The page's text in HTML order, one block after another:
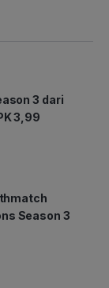
3 dari
3,99
Season 3